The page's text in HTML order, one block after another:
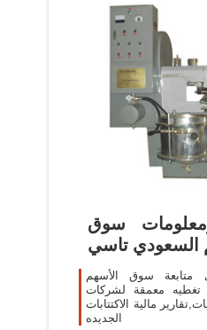
سوق
السعودي تاسي
سوق الأسهم
تغطيه معمقة لشركات
مالية الاكتتابات
الجديده